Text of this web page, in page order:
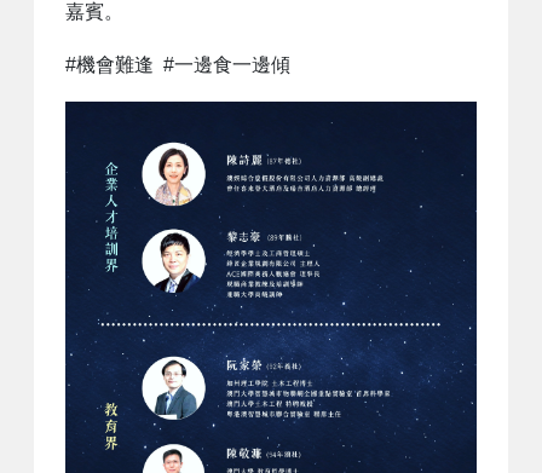
嘉賓。
#機會難逢 #一邊食一邊傾